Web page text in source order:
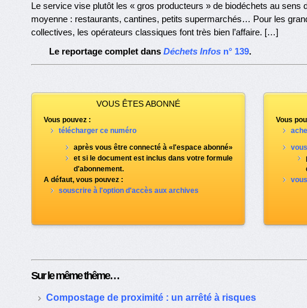
Le service vise plutôt les « gros producteurs » de biodéchets au sens
moyenne : restaurants, cantines, petits supermarchés… Pour les
collectives, les opérateurs classiques font très bien l’affaire. […]
Le reportage complet dans Déchets Infosn° 139.
VOUS ÊTES ABONNÉ
Vous pouvez :
télécharger ce numéro
après vous être connecté à «l'espace abonné»
et si le document est inclus dans votre formule
d'abonnement.
A défaut, vous pouvez :
souscrire à l'option d'accès aux archives
Vous
Sur le même thême…
Compostage de proximité : un arrêté à risques